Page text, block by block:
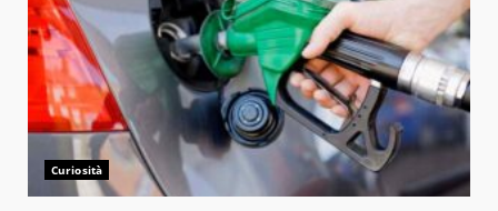
Curiosità